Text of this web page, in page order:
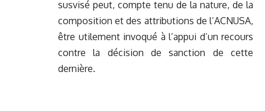
susvisé peut, compte tenu de la nature, de la
composition et des attributions de l’ACNUSA,
être utilement invoqué à l’appui d’un recours
contre la décision de sanction de cette
dernière.